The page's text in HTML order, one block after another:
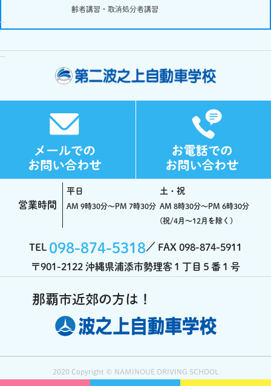
齢者講習・取消処分者講習
営業時間
平日
AM 9時30分～PM 7時30分
土・祝
AM 8時30分～PM 6時30分
(祝/4月～12月を除く)
TEL 098-874-5318
FAX 098-874-5911
〒901-2122 沖縄県浦添市勢理客１丁目５番１号
2020 Copyright ©️ NAMINOUE DRIVING SCHOOL